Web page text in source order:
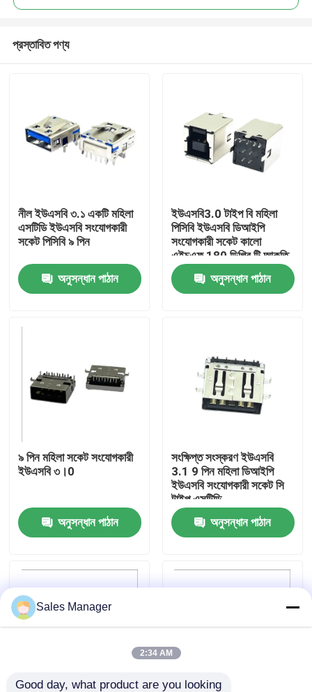
বাড়ি
আমাদের সম্পর্কে
মান নিয়ন্ত্রণ
যোগাযোগ করুন
ডিপ ইউএসবি সংযোগকারী
ইউএসবি টাইপ সি সংযোগকারী
প্রস্তাবিত পণ্য
নীল ইউএসবি ৩.১ একটি মহিলা
এসটিডি ইউএসবি সংযোগকারী
সকেট পিসিবি ৯ পিন
অনুসন্ধান পাঠান
ইউএসবি3.0 টাইপ বি মহিলা
পিসিবি ইউএসবি ডিআইপি
সংযোগকারী সকেট কালো
এইচএফ 180 ডিগ্রি টি আকৃতি
অনুসন্ধান পাঠান
৯ পিন মহিলা সকেট সংযোগকারী
ইউএসবি ৩।0
অনুসন্ধান পাঠান
সংক্ষিপ্ত সংস্করণ ইউএসবি
3.1 9 পিন মহিলা ডিআইপি
ইউএসবি সংযোগকারী সকেট সি
টাইপ এসটিডি
অনুসন্ধান পাঠান
Sales Manager
2:34 AM
Good day, what product are you looking